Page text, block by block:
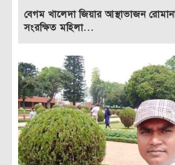
বেগম খালেদা জিয়ার আস্থাভাজন
সংরক্ষিত মহিলা...